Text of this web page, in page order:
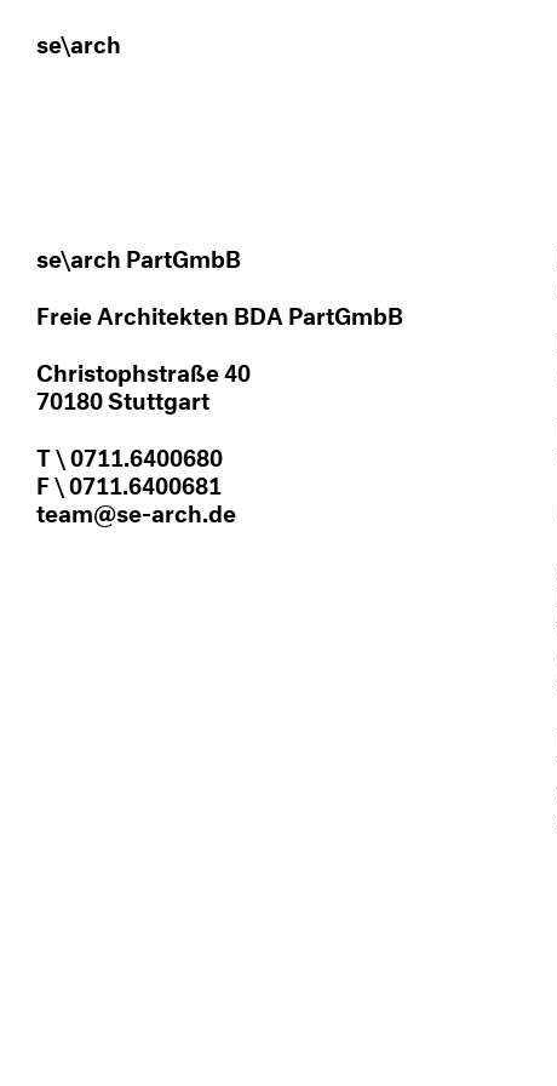
se\arch
se\arch PartGmbB
Freie Architekten BDA PartGmbB
Christophstraße 40
70180 Stuttgart
T \ 0711.6400680
F \ 0711.6400681
team@se-arch.de